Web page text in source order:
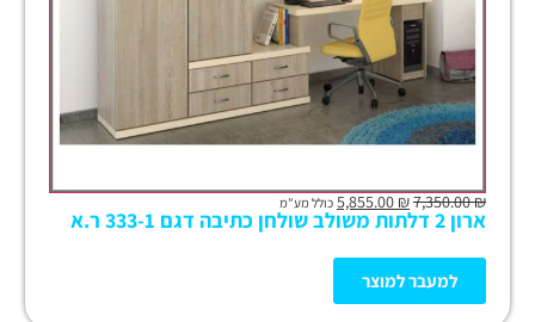
₪
7,350.00
₪ כולל מע"מ
ארון 2 דלתות משולב שולחן כתיבה דגם 333-1 ר.א
למעבר למוצר